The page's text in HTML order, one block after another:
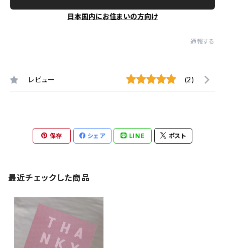
日本国内にお住まいの方向け
通報する
レビュー (2)
保存 シェア LINE ポスト
最近チェックした商品